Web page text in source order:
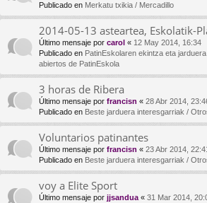
Publicado en Merkatu txikia / Mercadillo
2014-05-13 asteartea, Eskolatik-
Último mensaje por carol « 12 May 2014, 16:34
Publicado en PatinEskolaren ekintza eta
abiertos de PatinEskola
3 horas de Ribera
Último mensaje por francisn « 28 Abr 2014,
Publicado en Beste jarduera interesgarriak /
Voluntarios patinantes
Último mensaje por francisn « 23 Abr 2014, 22:41
Publicado en Beste jarduera interesgarriak /
voy a Elite Sport
Último mensaje por jjsandua « 31 Mar 2014,